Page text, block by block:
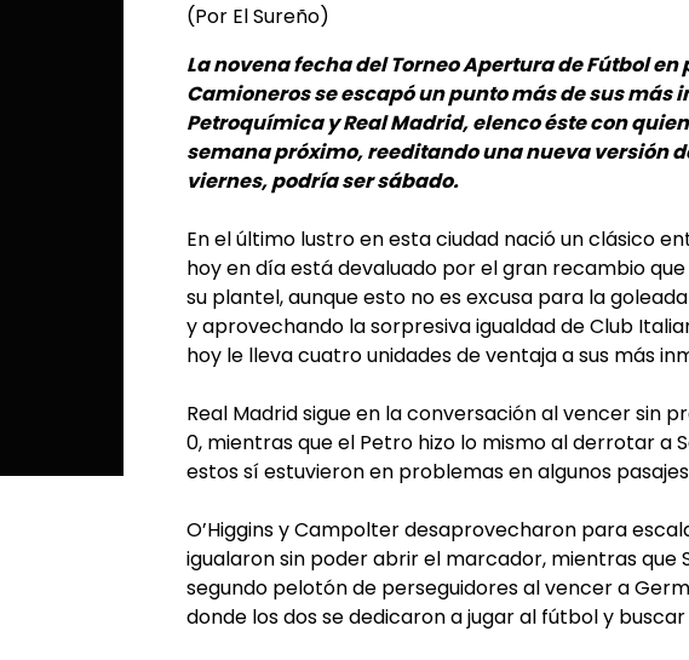
(Por El Sureño)
La novena fecha del Torneo Apertura de Fútbol
Camioneros se escapó un punto más de sus
Petroquímica y Real Madrid, elenco éste con
semana próximo, reeditando una nueva versión
viernes, podría ser sábado.
En el último lustro en esta ciudad nació un clásico
hoy en día está devaluado por el gran recambio
su plantel, aunque esto no es excusa para la
y aprovechando la sorpresiva igualdad de Club
hoy le lleva cuatro unidades de ventaja a sus más
Real Madrid sigue en la conversación al vencer sin
0, mientras que el Petro hizo lo mismo al derrotar a
estos sí estuvieron en problemas en algunos
O’Higgins y Campolter desaprovecharon para
igualaron sin poder abrir el marcador, mientras que
segundo pelotón de perseguidores al vencer a
donde los dos se dedicaron a jugar al fútbol y